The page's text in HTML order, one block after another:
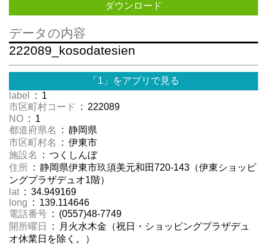
ダウンロード
データの内容
222089_kosodatesien
「1」をアプリで見る
label
: 1
市区町村コード
: 222089
NO : 1
都道府県名
: 静岡県
市区町村名
: 伊東市
施設名
: つくしんぼ
住所 : 静岡県伊東市玖須美元和田720-143（伊東ショッピ
ングプラザデュオ1階）
lat : 34.949169
long : 139.114646
電話番号 : (0557)48-7749
開所曜日
: 月火水木金（祝日・ショッピングプラザデュ
オ休業日を除く。）